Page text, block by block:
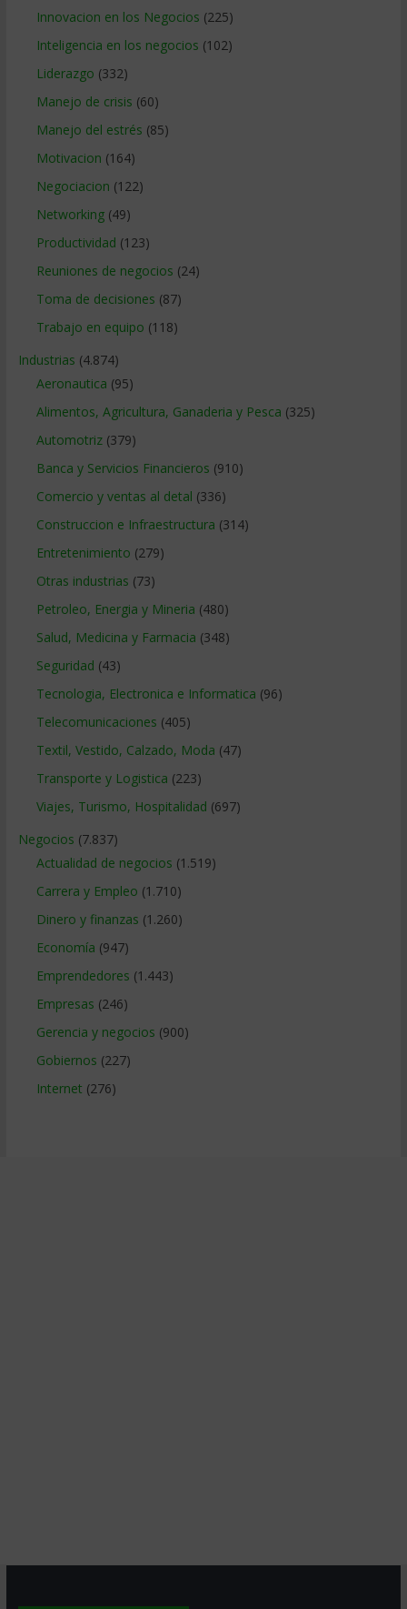
Innovacion en los Negocios (225)
Inteligencia en los negocios (102)
Liderazgo (332)
Manejo de crisis (60)
Manejo del estrés (85)
Motivacion (164)
Negociacion (122)
Networking(49)
Productividad (123)
Reuniones de negocios (24)
Toma de decisiones (87)
Trabajo en equipo (118)
Industrias (4.874)
Aeronautica (95)
Alimentos, Agricultura, Ganaderia y Pesca (325)
Automotriz(379)
Banca y Servicios Financieros (910)
Comercio y ventas al detal (336)
Construccion e Infraestructura (314)
Entretenimiento (279)
Otras industrias (73)
Petroleo, Energia y Mineria (480)
Salud, Medicina y Farmacia (348)
Seguridad (43)
Tecnologia, Electronica e Informatica (96)
Telecomunicaciones (405)
Textil, Vestido, Calzado, Moda (47)
Transporte y Logistica (223)
Viajes, Turismo, Hospitalidad (697)
Negocios (7.837)
Actualidad de negocios (1.519)
Carrera y Empleo (1.710)
Dinero y finanzas (1.260)
Economía (947)
Emprendedores (1.443)
Empresas (246)
Gerencia y negocios (900)
Gobiernos (227)
Internet (276)